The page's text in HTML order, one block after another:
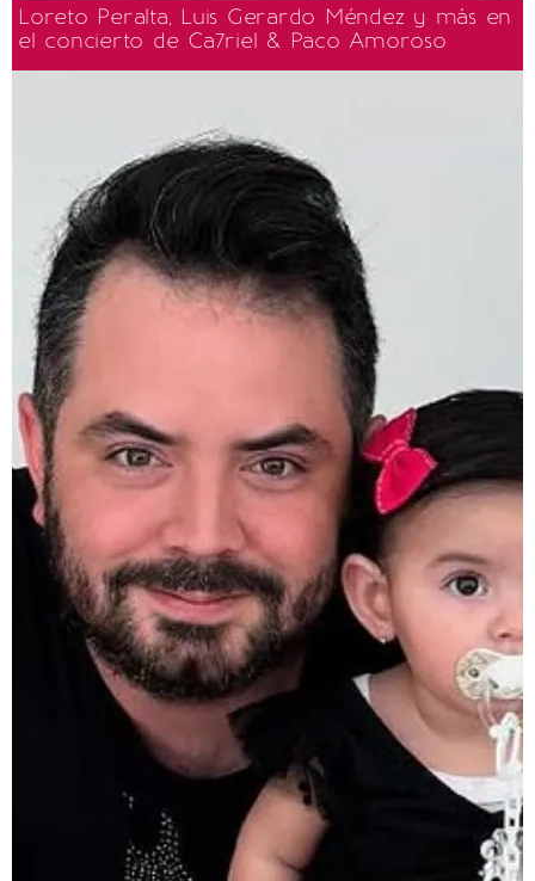
Loreto Peralta, Luis Gerardo Méndez y más en
el concierto de Ca7riel & Paco Amoroso